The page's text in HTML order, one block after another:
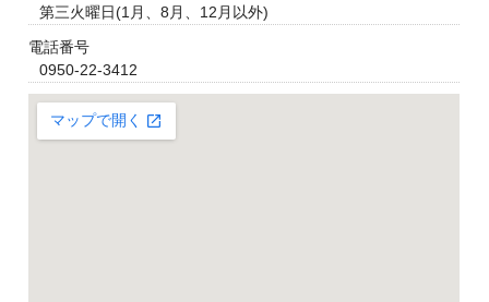
第三火曜日(1月、8月、12月以外)
電話番号
0950-22-3412